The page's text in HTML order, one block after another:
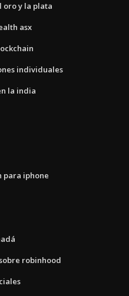
oro y la plata
asx
individuales
la india
para iphone
robinhood